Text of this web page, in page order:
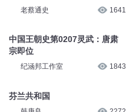
老蔡通史 1641
中国王朝史第0207灵武：唐肃
宗即位
纪涵邦工作室 1843
芬兰共和国